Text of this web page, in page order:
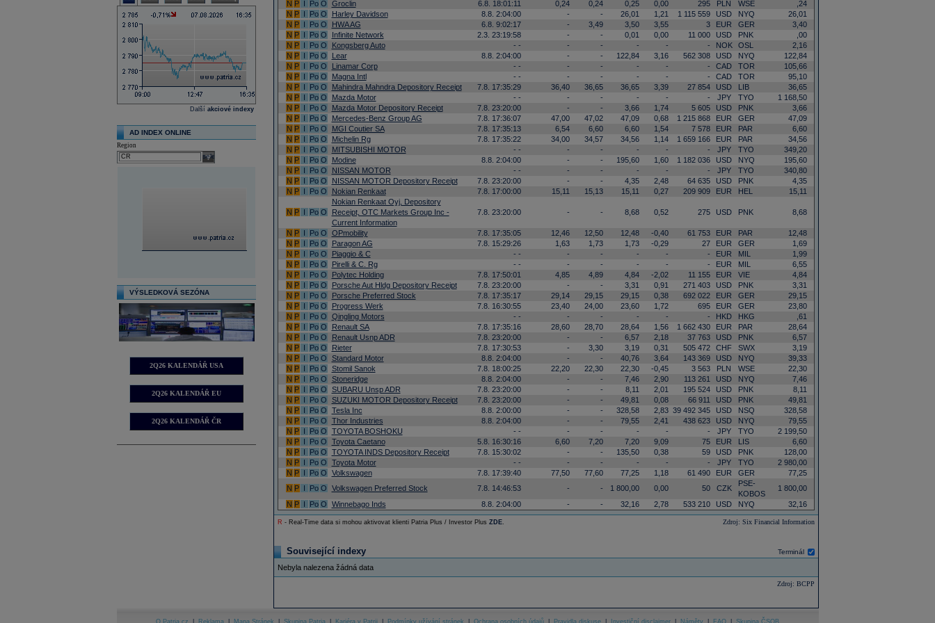
Další akciové indexy
AD INDEX ONLINE
Region
select
VÝSLEDKOVÁ SEZÓNA
2Q26 KALENDÁŘ USA
2Q26 KALENDÁŘ EU
2Q26 KALENDÁŘ ČR
N P I Po O Groclin 6.8. 18:01:11 0,24 0,24 0,25 0,00 295 PLN WSE
,24
N P I Po O Harley Davidson 8.8. 2:04:00 - - 26,01 1,21 1 115 559 USD NYQ
26,01
N P I Po O HWA AG 6.8. 9:02:17 - 3,49 3,50 3,55 3 EUR GER
3,40
N P I Po O Infinite Network 2.3. 23:19:58 - - 0,01 0,00 11 000 USD PNK
,00
N P I Po O Kongsberg Auto - - - - - - - NOK OSL
2,16
N P I Po O Lear 8.8. 2:04:00 - - 122,84 3,16 562 308 USD NYQ
122,84
N P I Po O Linamar Corp - - - - - - - CAD TOR
105,66
N P I Po O Magna Intl - - - - - - - CAD TOR
95,10
N P I Po O Mahindra Mahndra Depository Receipt 7.8. 17:35:29 36,40 36,65 36,65 3,39 27 854 USD LIB
36,65
N P I Po O Mazda Motor - - - - - - - JPY TYO
1 168,50
N P I Po O Mazda Motor Depository Receipt 7.8. 23:20:00 - - 3,66 1,74 5 605 USD PNK
3,66
N P I Po O Mercedes-Benz Group AG 7.8. 17:36:07 47,00 47,02 47,09 0,68 1 215 868 EUR GER
47,09
N P I Po O MGI Coutier SA 7.8. 17:35:13 6,54 6,60 6,60 1,54 7 578 EUR PAR
6,60
N P I Po O Michelin Rg 7.8. 17:35:22 34,00 34,57 34,56 1,14 1 659 166 EUR PAR
34,56
N P I Po O MITSUBISHI MOTOR - - - - - - - JPY TYO
349,20
N P I Po O Modine 8.8. 2:04:00 - - 195,60 1,60 1 182 036 USD NYQ
195,60
N P I Po O NISSAN MOTOR - - - - - - - JPY TYO
340,80
N P I Po O NISSAN MOTOR Depository Receipt 7.8. 23:20:00 - - 4,35 2,48 64 635 USD PNK
4,35
N P I Po O Nokian Renkaat 7.8. 17:00:00 15,11 15,13 15,11 0,27 209 909 EUR HEL 15,11
N P I Po O
Nokian Renkaat Oyj, Depository
Receipt, OTC Markets Group Inc -
Current Information
7.8. 23:20:00 - - 8,68 0,52 275 USD PNK 8,68
N P I Po O OPmobility 7.8. 17:35:05 12,46 12,50 12,48 -0,40 61 753 EUR PAR
12,48
N P I Po O Paragon AG 7.8. 15:29:26 1,63 1,73 1,73 -0,29 27 EUR GER
1,69
N P I Po O Piaggio & C - - - - - - - EUR MIL
1,99
N P I Po O Pirelli & C. Rg - - - - - - - EUR MIL
6,55
N P I Po O Polytec Holding 7.8. 17:50:01 4,85 4,89 4,84 -2,02 11 155 EUR VIE
4,84
N P I Po O Porsche Aut Hldg Depository Receipt 7.8. 23:20:00 - - 3,31 0,91 271 403 USD PNK
3,31
N P I Po O Porsche Preferred Stock 7.8. 17:35:17 29,14 29,15 29,15 0,38 692 022 EUR GER
29,15
N P I Po O Progress Werk 7.8. 16:30:55 23,40 24,00 23,60 1,72 695 EUR GER
23,80
N P I Po O Qingling Motors - - - - - - - HKD HKG
,61
N P I Po O Renault SA 7.8. 17:35:16 28,60 28,70 28,64 1,56 1 662 430 EUR PAR
28,64
N P I Po O Renault Usnp ADR 7.8. 23:20:00 - - 6,57 2,18 37 763 USD PNK
6,57
N P I Po O Rieter 7.8. 17:30:53 - 3,30 3,19 0,31 505 472 CHF SWX
3,19
N P I Po O Standard Motor 8.8. 2:04:00 - - 40,76 3,64 143 369 USD NYQ
39,33
N P I Po O Stomil Sanok 7.8. 18:00:25 22,20 22,30 22,30 -0,45 3 563 PLN WSE
22,30
N P I Po O Stoneridge 8.8. 2:04:00 - - 7,46 2,90 113 261 USD NYQ
7,46
N P I Po O SUBARU Unsp ADR 7.8. 23:20:00 - - 8,11 2,01 195 524 USD PNK
8,11
N P I Po O SUZUKI MOTOR Depository Receipt 7.8. 23:20:00 - - 49,81 0,08 66 911 USD PNK
49,81
N P I Po O Tesla Inc 8.8. 2:00:00 - - 328,58 2,83 39 492 345 USD NSQ
328,58
N P I Po O Thor Industries 8.8. 2:04:00 - - 79,55 2,41 438 623 USD NYQ
79,55
N P I Po O TOYOTA BOSHOKU - - - - - - - JPY TYO
2 199,50
N P I Po O Toyota Caetano 5.8. 16:30:16 6,60 7,20 7,20 9,09 75 EUR LIS
6,60
N P I Po O TOYOTA INDS Depository Receipt 7.8. 15:30:02 - - 135,50 0,38 59 USD PNK
128,00
N P I Po O Toyota Motor - - - - - - - JPY TYO
2 980,00
N P I Po O Volkswagen 7.8. 17:39:40 77,50 77,60 77,25 1,18 61 490 EUR GER
77,25
N P I Po O Volkswagen Preferred Stock 7.8. 14:46:53 - - 1 800,00 0,00 50 CZK
PSE-
KOBOS
1 800,00
N P I Po O Winnebago Inds 8.8. 2:04:00 - - 32,16 2,78 533 210 USD NYQ 32,16
Zdroj: Six Financial Information
R - Real-Time data si mohou aktivovat klienti Patria Plus / Investor Plus ZDE.
Terminál
Související indexy
Nebyla nalezena žádná data
Zdroj: BCPP
O Patria.cz Reklama Mapa Stránek Skupina Patria Kariéra v Patrii Podmínky užívání stránek Ochrana osobních údajů Pravidla diskuse Investiční disclaimer Náměty FAQ Skupina ČSOB